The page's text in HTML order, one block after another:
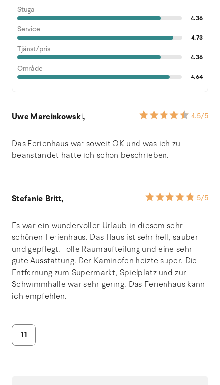
Stuga
4.36
Service
4.73
Tjänst/pris
4.36
Område
4.64
Uwe Marcinkowski, 4.5/5
Das Ferienhaus war soweit OK und was ich zu
beanstandet hatte ich schon beschrieben.
Stefanie Britt, 5/5
Es war ein wundervoller Urlaub in diesem sehr
schönen Ferienhaus. Das Haus ist sehr hell, sauber
und gepflegt. Tolle Raumaufteilung und eine sehr
gute Ausstattung. Der Kaminofen heizte super. Die
Entfernung zum Supermarkt, Spielplatz und zur
Schwimmhalle war sehr gering. Das Ferienhaus kann
ich empfehlen.
11